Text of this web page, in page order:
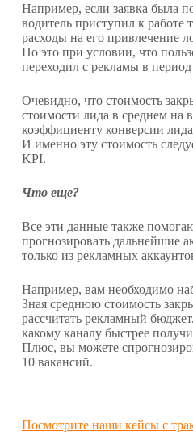
Например, если заявка была
водитель приступил к работе
расходы на его привлечение
Но это при условии, что
переходил с рекламы в
Очевидно, что стоимость
стоимости лида в среднем на
коэффициенту конверсии
И именно эту стоимость
KPI.
Что еще?
Все эти данные также
прогнозировать дальнейшие
только из рекламных
Например, вам необходимо
Зная среднюю стоимость
рассчитать рекламный
какому каналу быстрее
Плюс, вы можете
10 вакансий.
Посмотрите наши кейсы с